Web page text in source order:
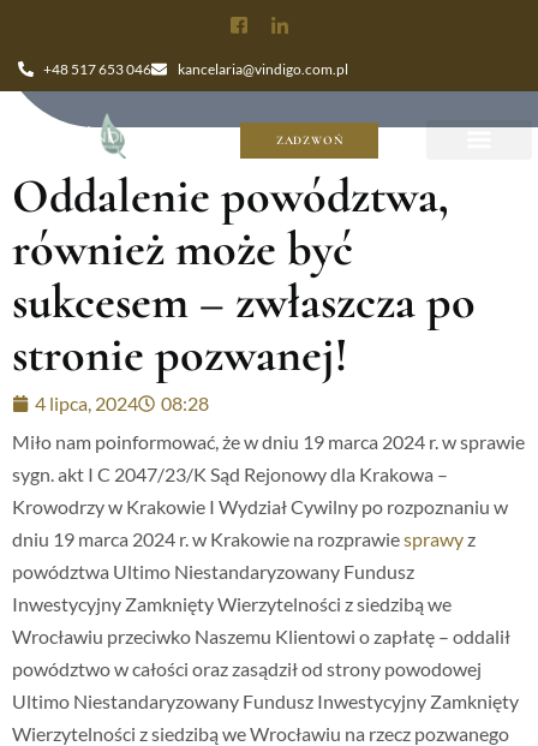
+48 517 653 046 kancelaria@vindigo.com.pl
ZADZWOŃ
Oddalenie powództwa,
również może być
sukcesem – zwłaszcza po
stronie pozwanej!
4 lipca, 2024
08:28
Miło nam poinformować, że w dniu 19 marca 2024 r. w sprawie
sygn. akt I C 2047/23/K Sąd Rejonowy dla Krakowa –
Krowodrzy w Krakowie I Wydział Cywilny po rozpoznaniu w
dniu 19 marca 2024 r. w Krakowie na rozprawiesprawyz
powództwa Ultimo Niestandaryzowany Fundusz
Inwestycyjny Zamknięty Wierzytelności z siedzibą we
Wrocławiu przeciwko Naszemu Klientowi o zapłatę – oddalił
powództwo w całości oraz zasądził od strony powodowej
Ultimo Niestandaryzowany Fundusz Inwestycyjny Zamknięty
Wierzytelności z siedzibą we Wrocławiu na rzecz pozwanego